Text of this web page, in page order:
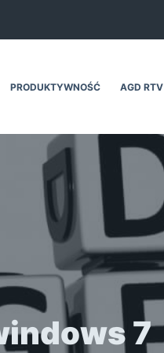
PRODUKTYWNOŚĆ AGD RTV
7